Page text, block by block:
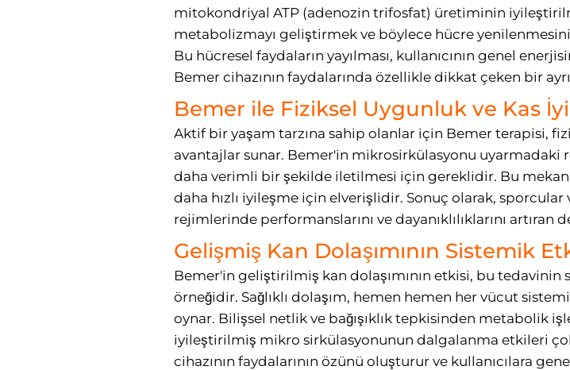
mitokondriyal ATP (adenozin trifosfat) üretiminin
metabolizmayı geliştirmek ve böylece hücre
Bu hücresel faydaların yayılması, kullanıcının genel
Bemer cihazının faydalarında özellikle dikkat çeken bir
Bemer ile Fiziksel Uygunluk ve Kas
Aktif bir yaşam tarzına sahip olanlar için Bemer terapisi,
avantajlar sunar. Bemer'in mikrosirkülasyonu uyarmadaki
daha verimli bir şekilde iletilmesi için gereklidir. Bu
daha hızlı iyileşme için elverişlidir. Sonuç olarak, sporcular
rejimlerinde performanslarını ve dayanıklılıklarını
Gelişmiş Kan Dolaşımının Sistemik
Bemer'in geliştirilmiş kan dolaşımının etkisi, bu tedavinin
örneğidir. Sağlıklı dolaşım, hemen hemen her vücut
oynar. Bilişsel netlik ve bağışıklık tepkisinden metabolik
iyileştirilmiş mikro sirkülasyonunun dalgalanma etkileri
cihazının faydalarının özünü oluşturur ve kullanıcılara